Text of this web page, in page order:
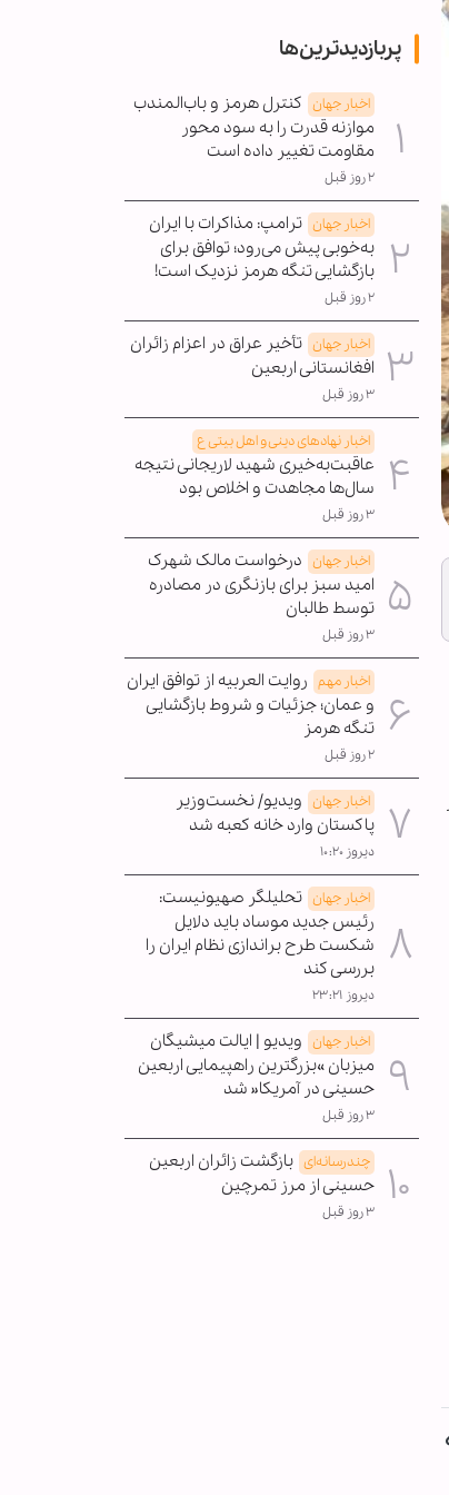
پربازدیدترین‌ها
اخبار جهان کنترل هرمز و باب‌المندب
موازنه قدرت را به سود محور
مقاومت تغییر داده است
۲ روز قبل
اخبار جهان ترامپ: مذاکرات با ایران
به‌خوبی پیش می‌رود؛ توافق برای
بازگشایی تنگه هرمز نزدیک است!
۲ روز قبل
اخبار جهان تأخیر عراق در اعزام زائران
افغانستانی اربعین
۳ روز قبل
اخبار نهادهای دینی و اهل بیتی ع
عاقبت‌به‌خیری شهید لاریجانی نتیجه
سال‌ها مجاهدت و اخلاص بود
۳ روز قبل
اخبار جهان درخواست مالک شهرک
امید سبز برای بازنگری در مصادره
توسط طالبان
۳ روز قبل
اخبار مهم روایت العربیه از توافق ایران
و عمان؛ جزئیات و شروط بازگشایی
تنگه هرمز
۲ روز قبل
اخبار جهان ویدیو/ نخست‌وزیر
پاکستان وارد خانه کعبه شد
دیروز ۱۰:۲۰
اخبار جهان تحلیلگر صهیونیست:
رئیس جدید موساد باید دلایل
شکست طرح براندازی نظام ایران را
بررسی کند
دیروز ۲۳:۲۱
اخبار جهان ویدیو | ایالت میشیگان
میزبان »بزرگترین راهپیمایی اربعین
حسینی در آمریکا« شد
۳ روز قبل
چندرسانه‌ای بازگشت زائران اربعین
حسینی از مرز تمرچین
۳ روز قبل